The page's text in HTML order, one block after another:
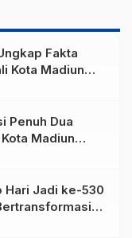
Fakta
Kota Madiun
Penuh Dua
Madiun
Hari Jadi ke-530